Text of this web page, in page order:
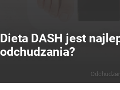
Dieta DASH jest
odchudzania?